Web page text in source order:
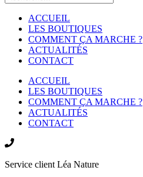
ACCUEIL
LES BOUTIQUES
COMMENT ÇA MARCHE ?
ACTUALITÉS
CONTACT
ACCUEIL
LES BOUTIQUES
COMMENT ÇA MARCHE ?
ACTUALITÉS
CONTACT
Service client Léa Nature